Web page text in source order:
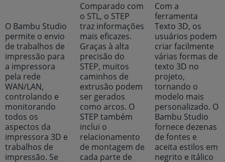
O Bambu Studio
permite o envio
de trabalhos de
impressão para
a impressora
pela rede
WAN/LAN,
controlando e
monitorando
todos os
aspectos da
impressora 3D e
trabalhos de
impressão. Se
Comparado com
o STL, o STEP
traz informações
mais eficazes.
Graças à alta
precisão do
STEP, muitos
caminhos de
extrusão podem
ser gerados
como arcos. O
STEP também
inclui o
relacionamento
de montagem de
cada parte de
Com a
ferramenta
Texto 3D, os
usuários podem
criar facilmente
várias formas de
texto 3D no
projeto,
tornando o
modelo mais
personalizado. O
Bambu Studio
fornece dezenas
de fontes e
aceita estilos em
negrito e itálico